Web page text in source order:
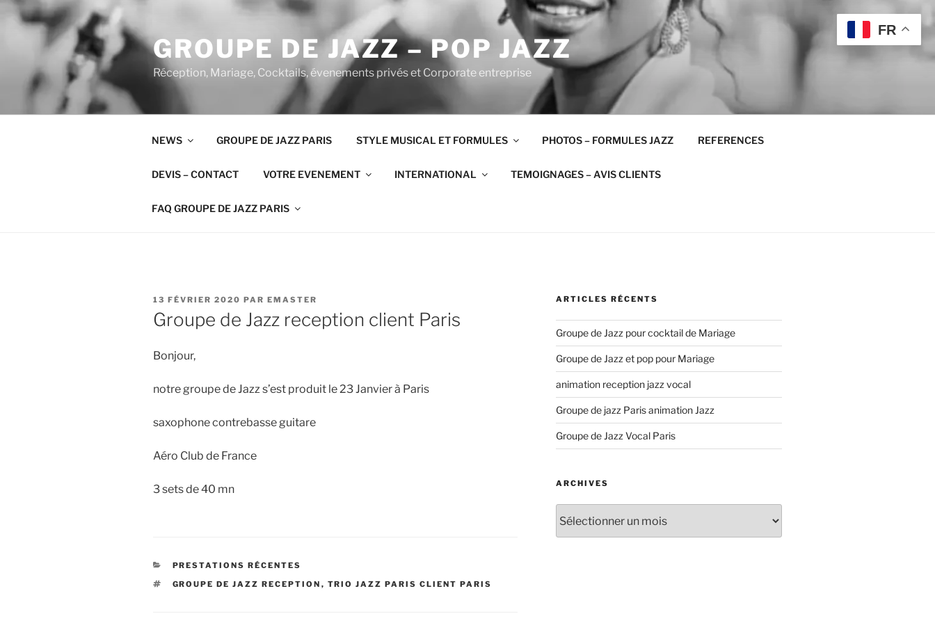
Aller
GROUPE DE JAZZ – POP JAZZ
Réception, Mariage, Cocktails, évenements privés et Corporate entreprise
NEWS GROUPE DE JAZZ PARIS STYLE MUSICAL ET FORMULES PHOTOS – FORMULES JAZZ REFERENCES
DEVIS – CONTACT VOTRE EVENEMENT INTERNATIONAL TEMOIGNAGES – AVIS CLIENTS
FAQ GROUPE DE JAZZ PARIS
PUBLIÉ
LE
13 FÉVRIER 2020 PAR EMASTER
Groupe de Jazz reception client Paris
Bonjour,
notre groupe de Jazz s’est produit le 23 Janvier à Paris
saxophone contrebasse guitare
Aéro Club de France
3 sets de 40 mn
CATÉGORIES
PRESTATIONS RÉCENTES
ÉTIQUETTES
GROUPE DE JAZZ RECEPTION , TRIO JAZZ PARIS CLIENT PARIS
ARTICLES RÉCENTS
Groupe de Jazz pour cocktail de Mariage
Groupe de Jazz et pop pour Mariage
animation reception jazz vocal
Groupe de jazz Paris animation Jazz
Groupe de Jazz Vocal Paris
ARCHIVES
FR